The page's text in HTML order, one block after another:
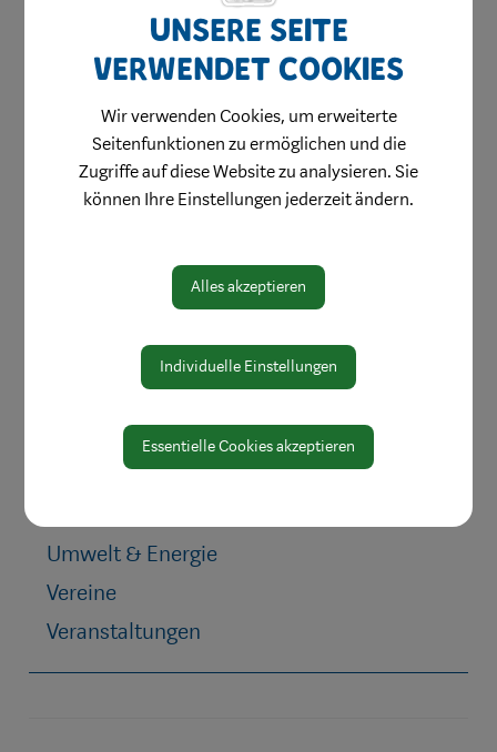
Jugend & Familie
Schule & Bildung
Gesundheit & Soziales
Ärzte & Dienstleister
Apothekendienste
Sozialdienste
Gesunde Gemeinde
Integration
Friedhofsplan
Umwelt & Energie
Vereine
Veranstaltungen
Unsere Seite
verwendet Cookies
Wir verwenden Cookies, um erweiterte
Seitenfunktionen zu ermöglichen und die
Zugriffe auf diese Website zu analysieren. Sie
können Ihre Einstellungen jederzeit ändern.
Alles akzeptieren
Individuelle Einstellungen
Essentielle Cookies akzeptieren